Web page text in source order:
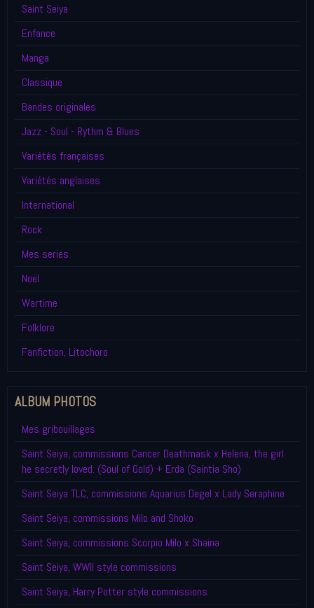
Saint Seiya
Enfance
Manga
Classique
Bandes originales
Jazz - Soul - Rythm & Blues
Variétés françaises
Variétés anglaises
International
Rock
Mes series
Noël
Wartime
Folklore
Fanfiction, Litochoro
ALBUM PHOTOS
Mes gribouillages
Saint Seiya, commissions Cancer Deathmask x Helena, the girl
he secretly loved. (Soul of Gold) + Erda (Saintia Sho)
Saint Seiya TLC, commissions Aquarius Degel x Lady Seraphine
Saint Seiya, commissions Milo and Shoko
Saint Seiya, commissions Scorpio Milo x Shaina
Saint Seiya, WWII style commissions
Saint Seiya, Harry Potter style commissions